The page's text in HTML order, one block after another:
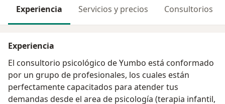
Experiencia Servicios y precios Consultorios
Experiencia
El consultorio psicológico de Yumbo está conformado
por un grupo de profesionales, los cuales están
perfectamente capacitados para atender tus
demandas desde el area de psicología (terapia infantil,